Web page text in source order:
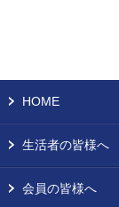
HOME
生活者の皆様へ
会員の皆様へ